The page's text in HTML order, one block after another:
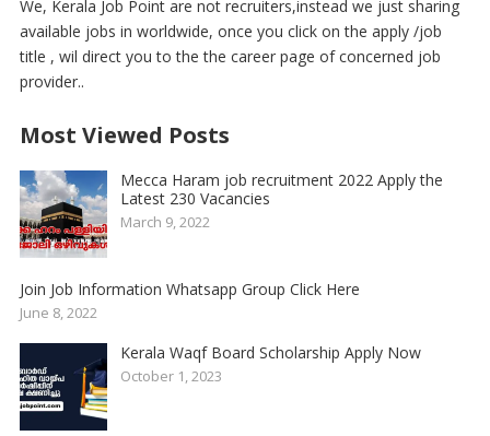
We, Kerala Job Point are not recruiters,instead we just sharing
available jobs in worldwide, once you click on the apply /job
title , wil direct you to the the career page of concerned job
provider..
Most Viewed Posts
Mecca Haram job recruitment 2022 Apply the
Latest 230 Vacancies
March 9, 2022
Join Job Information Whatsapp Group Click Here
June 8, 2022
Kerala Waqf Board Scholarship Apply Now
October 1, 2023